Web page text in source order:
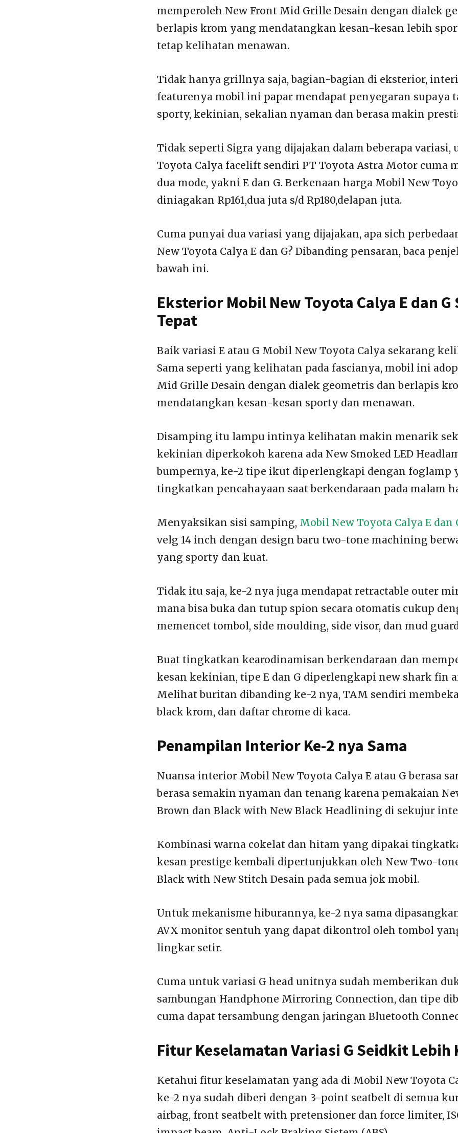
memperoleh New Front Mid Grille Desain dengan dialek
berlapis krom yang mendatangkan kesan-kesan lebih
tetap kelihatan menawan.
Tidak hanya grillnya saja, bagian-bagian di eksterior,
featurenya mobil ini papar mendapat penyegaran supaya
sporty, kekinian, sekalian nyaman dan berasa makin
Tidak seperti Sigra yang dijajakan dalam beberapa variasi,
Toyota Calya facelift sendiri PT Toyota Astra Motor cuma
dua mode, yakni E dan G. Berkenaan harga Mobil New
diniagakan Rp161,dua juta s/d Rp180,delapan juta.
Cuma punyai dua variasi yang dijajakan, apa sich
New Toyota Calya E dan G? Dibanding pensaran, baca
bawah ini.
Eksterior Mobil New Toyota Calya E dan G
Tepat
Baik variasi E atau G Mobil New Toyota Calya sekarang
Sama seperti yang kelihatan pada fascianya, mobil ini
Mid Grille Desain dengan dialek geometris dan berlapis
mendatangkan kesan-kesan sporty dan menawan.
Disamping itu lampu intinya kelihatan makin menarik
kekinian diperkokoh karena ada New Smoked LED
bumpernya, ke-2 tipe ikut diperlengkapi dengan foglamp
tingkatkan pencahayaan saat berkendaraan pada malam
Menyaksikan sisi samping, Mobil New Toyota Calya E dan
velg 14 inch dengan design baru two-tone machining
yang sporty dan kuat.
Tidak itu saja, ke-2 nya juga mendapat retractable outer
mana bisa buka dan tutup spion secara otomatis cukup
memencet tombol, side moulding, side visor, dan mud
Buat tingkatkan kearodinamisan berkendaraan dan
kesan kekinian, tipe E dan G diperlengkapi new shark fin
Melihat buritan dibanding ke-2 nya, TAM sendiri
black krom, dan daftar chrome di kaca.
Penampilan Interior Ke-2 nya Sama
Nuansa interior Mobil New Toyota Calya E atau G berasa
berasa semakin nyaman dan tenang karena pemakaian
Brown dan Black with New Black Headlining di sekujur
Kombinasi warna cokelat dan hitam yang dipakai
kesan prestige kembali dipertunjukkan oleh New Two-
Black with New Stitch Desain pada semua jok mobil.
Untuk mekanisme hiburannya, ke-2 nya sama
AVX monitor sentuh yang dapat dikontrol oleh tombol
lingkar setir.
Cuma untuk variasi G head unitnya sudah memberikan
sambungan Handphone Mirroring Connection, dan tipe
cuma dapat tersambung dengan jaringan Bluetooth
Fitur Keselamatan Variasi G Seidkit Lebih
Ketahui fitur keselamatan yang ada di Mobil New Toyota
ke-2 nya sudah diberi dengan 3-point seatbelt di semua
airbag, front seatbelt with pretensioner dan force limiter,